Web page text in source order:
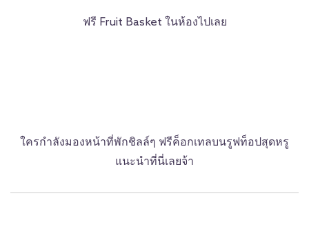
ฟรี Fruit Basket ในห้องไปเลย
ใครกำลังมองหน้าที่พักชิลล์ๆ ฟรีค็อกเทลบนรูฟท็อปสุดหรู
แนะนำที่นี่เลยจ้า